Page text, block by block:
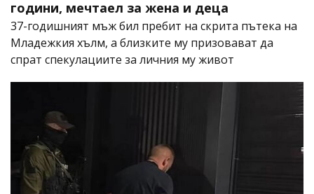
години, мечтаел за жена и деца
37-годишният мъж бил пребит на скрита пътека на
Младежкия хълм, а близките му призовават да
спрат спекулациите за личния му живот